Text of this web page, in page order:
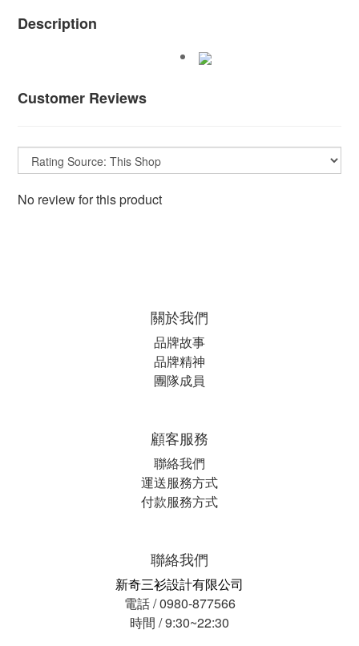
Description
Customer Reviews
No review for this product
關於我們
品牌故事
品牌精神
團隊成員
顧客服務
聯絡我們
運送服務方式
付款服務方式
聯絡我們
新奇三衫設計有限公司
電話 / 0980-877566
時間 / 9:30~22:30